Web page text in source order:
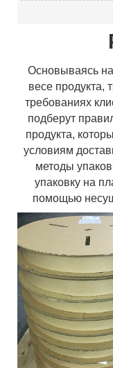
Основываясь на
весе продукта,
требованиях
подберут
продукта,
условиям
методы
упаковку на
помощью